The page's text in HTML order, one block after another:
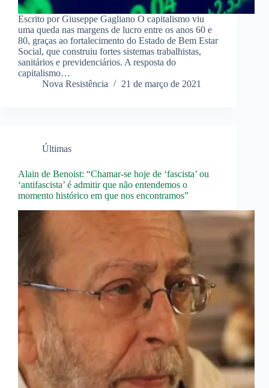
Escrito por Giuseppe Gagliano O capitalismo viu
uma queda nas margens de lucro entre os anos 60 e
80, graças ao fortalecimento do Estado de Bem Estar
Social, que construiu fortes sistemas trabalhistas,
sanitários e previdenciários. A resposta do
capitalismo…
Nova Resistência
21 de março de 2021
Últimas
Alain de Benoist: “Chamar-se hoje de ‘fascista’ ou
‘antifascista’ é admitir que não entendemos o
momento histórico em que nos encontramos”